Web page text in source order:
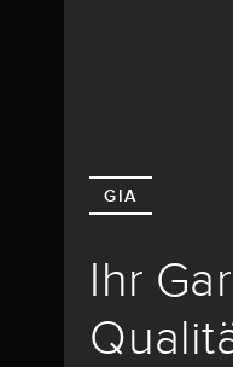
GIA
Ihr